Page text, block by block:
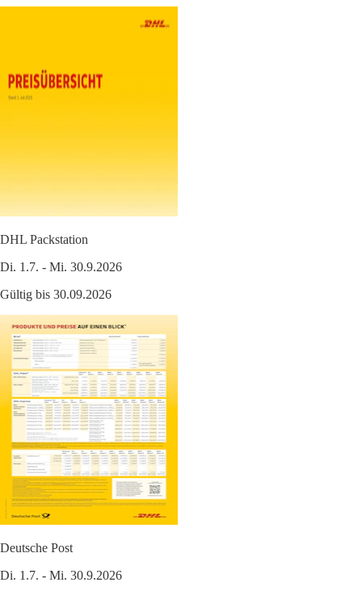
DHL Packstation
Di. 1.7. - Mi. 30.9.2026
Gültig bis 30.09.2026
Deutsche Post
Di. 1.7. - Mi. 30.9.2026